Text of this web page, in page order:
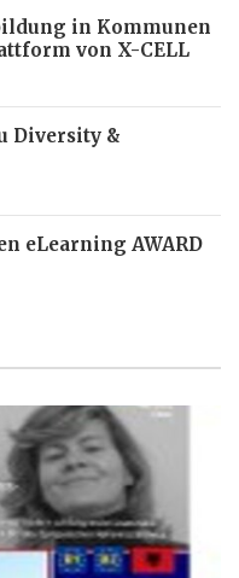
in Kommunen
von X-CELL
Diversity &
eLearning AWARD